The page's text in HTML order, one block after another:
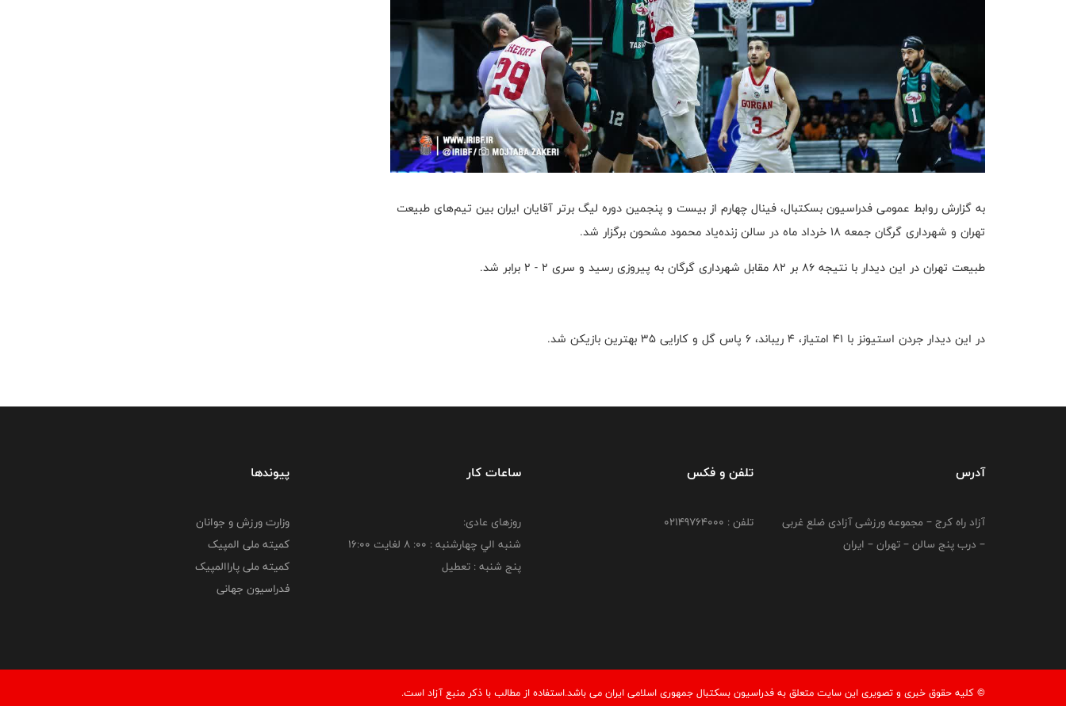
به گزارش روابط عمومی فدراسیون بسکتبال، فینال چهارم از بیست و پنجمین دوره لیگ برتر آقایان ایران بین تیم‌های طبیعت
تهران و شهرداری گرگان جمعه 18 خرداد ماه در سالن زنده‌یاد محمود مشحون برگزار شد.
طبیعت تهران در این دیدار با نتیجه 86 بر 82 مقابل شهرداری گرگان به پیروزی رسید و سری 2 - 2 برابر شد.
در این دیدار جردن استیونز با 41 امتیاز، 4 ریباند، 6 پاس گل و کارایی 35 بهترین بازیکن شد.
آدرس
آزاد راه کرج – مجموعه ورزشی آزادی ضلع غربی
– درب پنج سالن – تهران – ایران
تلفن و فکس
تلفن : 02149764000
ساعات کار
روزهای عادی:
شنبه الي چهارشنبه : 00: 8 لغايت 16:00
پنج شنبه : تعطیل
پیوندها
وزارت ورزش و جوانان
کمیته ملی المپیک
کمیته ملی پاراالمپیک
فدراسیون جهانی
© کليه حقوق خبری و تصويری اين سايت متعلق به فدراسیون بسکتبال جمهوری اسلامی ایران می باشد.استفاده از مطالب با ذكر منبع آزاد است.